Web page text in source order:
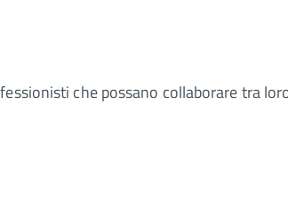
che possano collaborare tra